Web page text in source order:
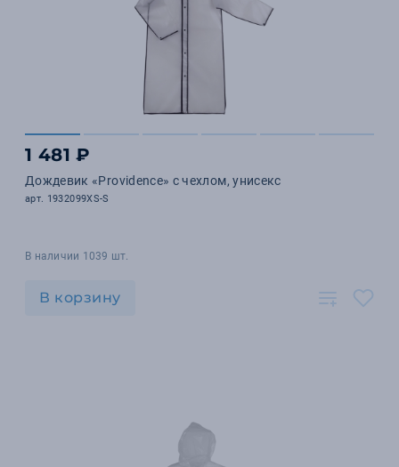
1 481 ₽
Дождевик «Providence» c чехлом, унисекс
арт. 1932099XS-S
В наличии 1039 шт.
В корзину